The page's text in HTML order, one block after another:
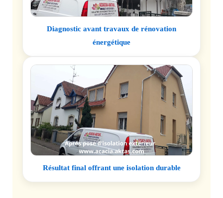
Diagnostic avant travaux de rénovation
énergétique
Résultat final offrant une isolation durable